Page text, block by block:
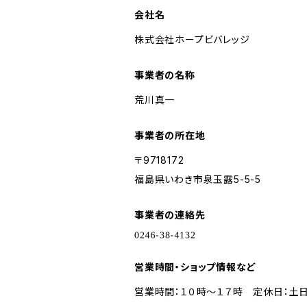
会社名
株式会社ホープビバレッジ
事業者の名称
荒川真一
事業者の所在地
〒9718172
福島県いわき市泉玉露5-5-5
事業者の連絡先
営業時間・ショップ情報など
営業時間：１０時〜１７時 定休日：土